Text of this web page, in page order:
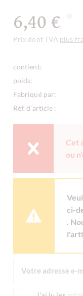
6,40 €
Prix dont TVA plus
contient:
poids:
Fabriqué par:
Réf. d'article :
Cet
ou
ci-
.